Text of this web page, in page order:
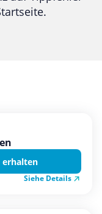
erhalten
Siehe Details